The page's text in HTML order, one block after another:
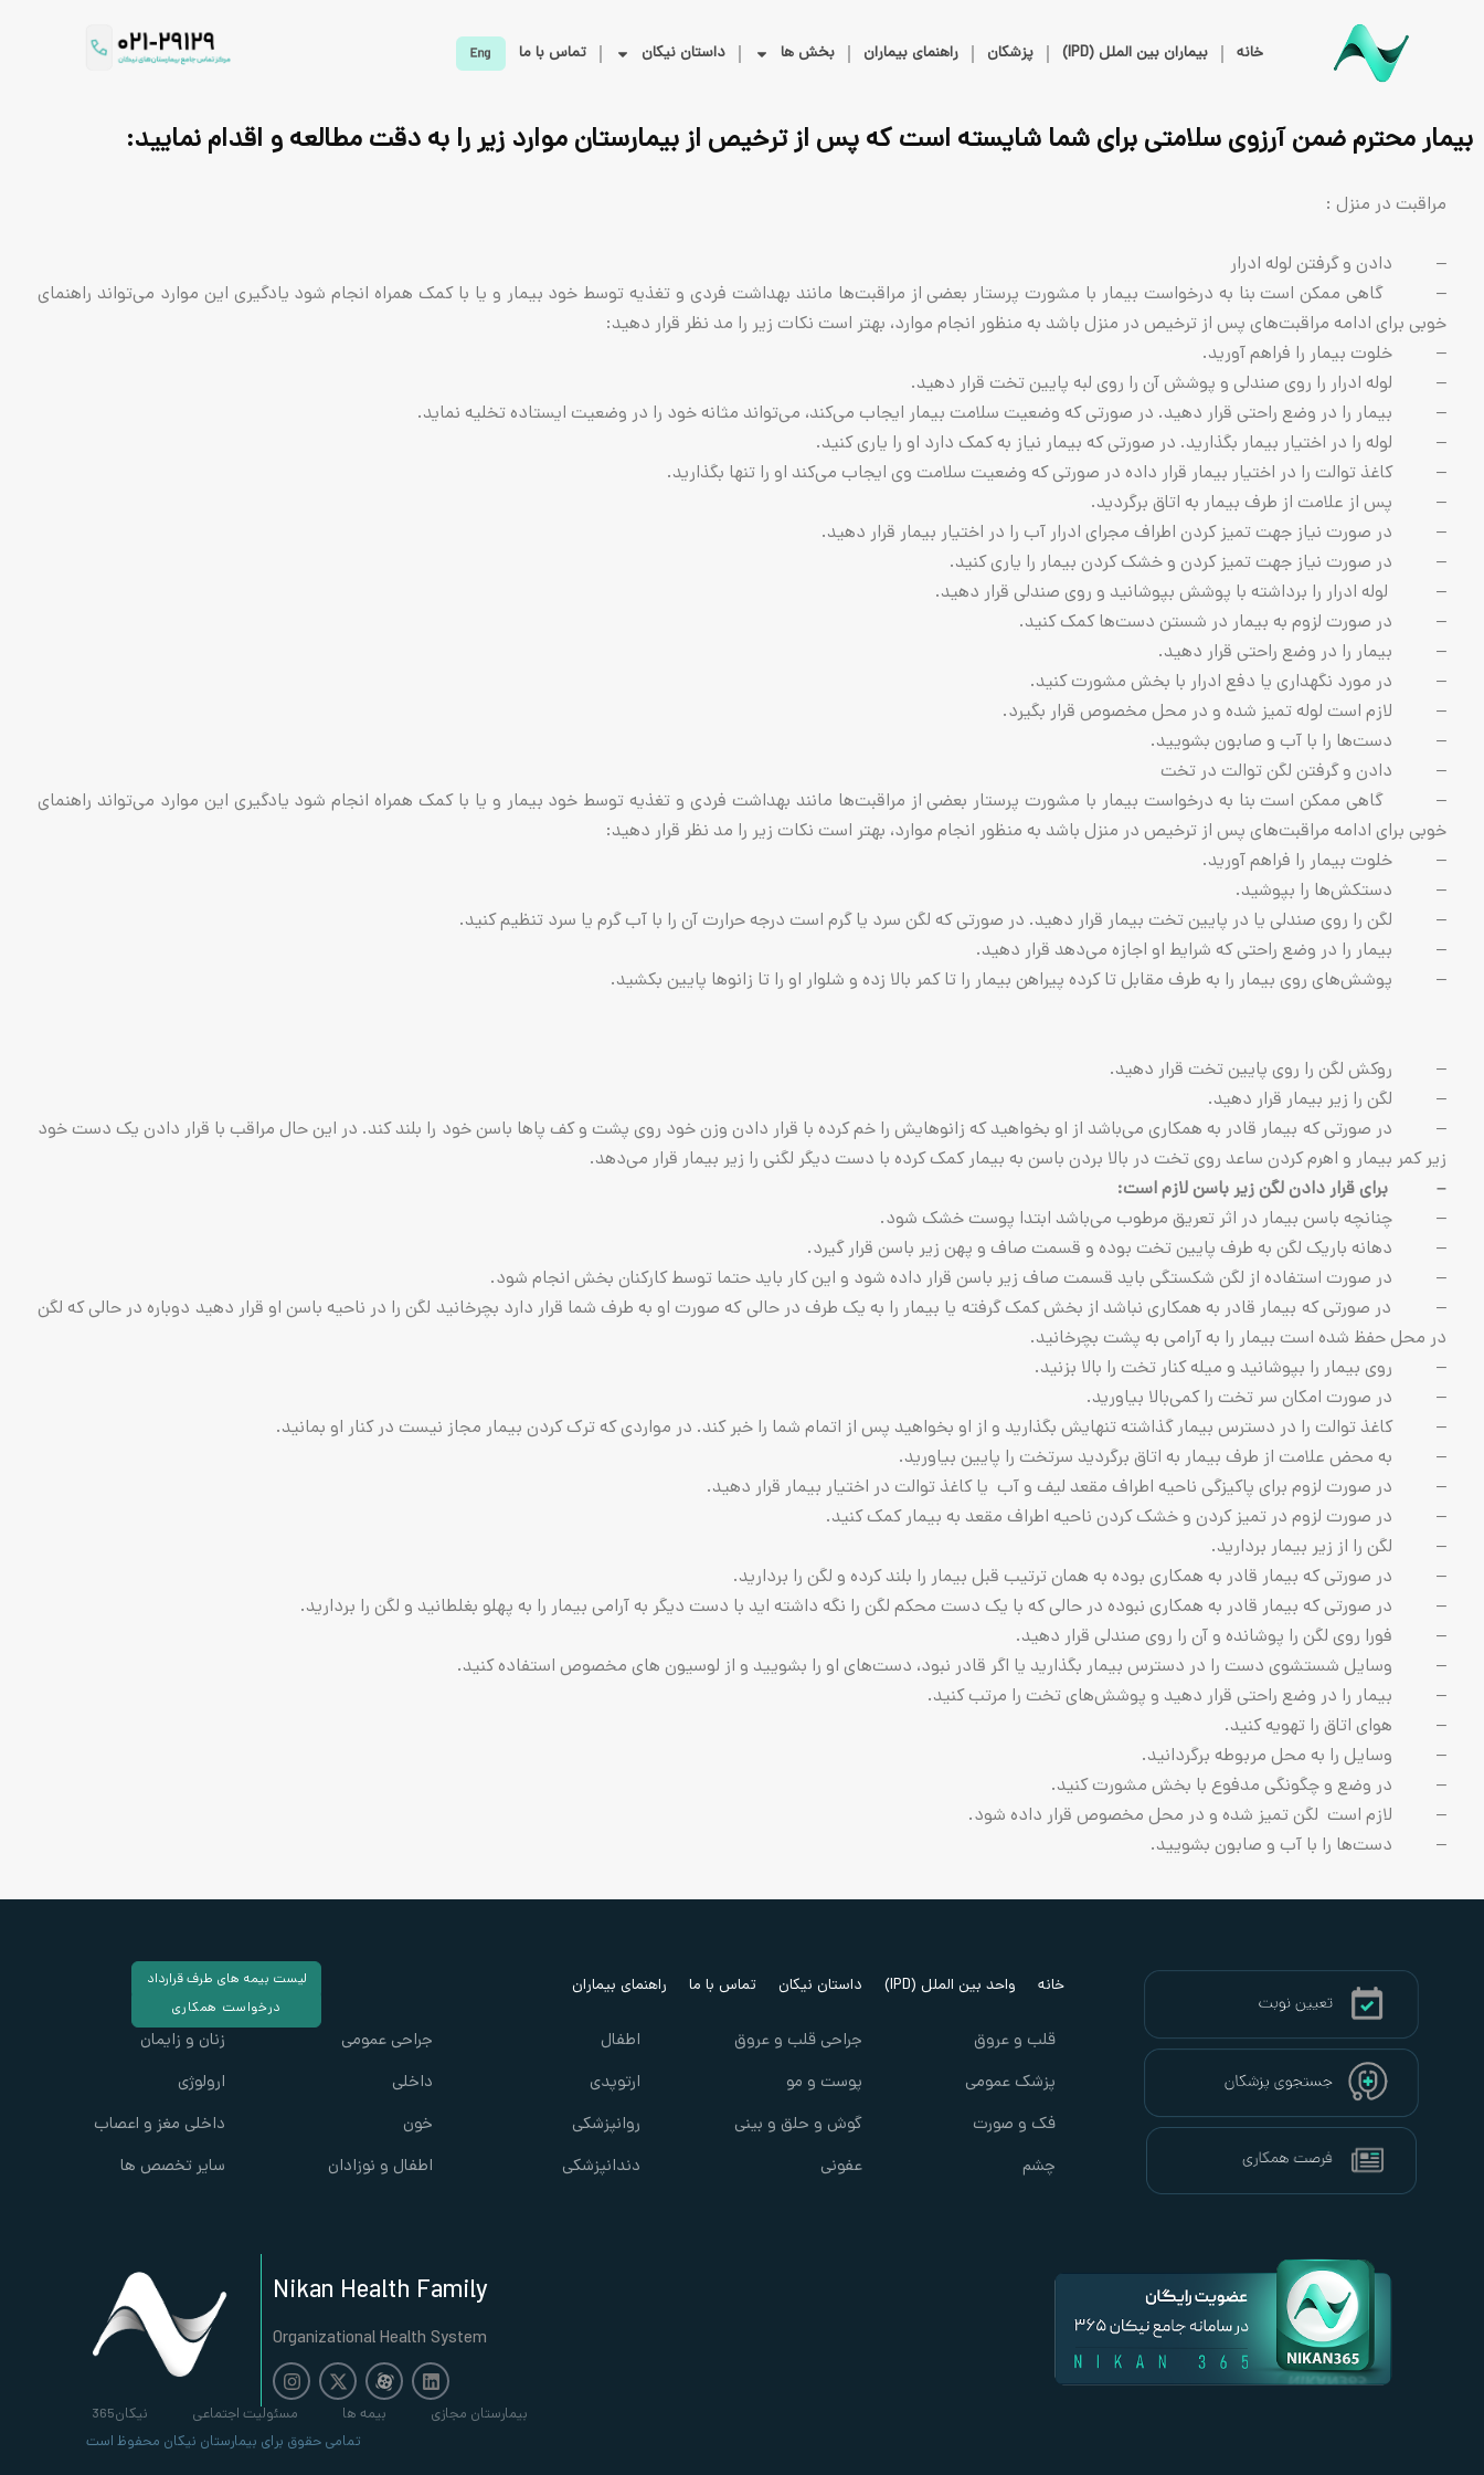
خانه بیماران بین الملل (IPD) پزشکان راهنمای بیماران بخش ها داستان نیکان تماس با ما
بیمار محترم ضمن آرزوی سلامتی برای شما شایسته است که پس از ترخیص از بیمارستان موارد زیر را به دقت مطالعه و اقدام نمایید:
مراقبت در منزل :
– دادن و گرفتن لوله ادرار
– گاهی ممکن است بنا به درخواست بیمار با مشورت پرستار بعضی از مراقبت‌ها مانند بهداشت فردی و تغذیه توسط خود بیمار و یا با کمک همراه انجام شود یادگیری این موارد می‌تواند راهنمای
خوبی برای ادامه مراقبت‌های پس از ترخیص در منزل باشد به منظور انجام موارد، بهتر است نکات زیر را مد نظر قرار دهید:
– خلوت بیمار را فراهم آورید.
– لوله ادرار را روی صندلی و پوشش آن را روی لبه پایین تخت قرار دهید.
– بیمار را در وضع راحتی قرار دهید. در صورتی که وضعیت سلامت بیمار ایجاب می‌کند، می‌تواند مثانه خود را در وضعیت ایستاده تخلیه نماید.
– لوله را در اختیار بیمار بگذارید. در صورتی که بیمار نیاز به کمک دارد او را یاری کنید.
– کاغذ توالت را در اختیار بیمار قرار داده در صورتی که وضعیت سلامت وی ایجاب می‌کند او را تنها بگذارید.
– پس از علامت از طرف بیمار به اتاق برگردید.
– در صورت نیاز جهت تمیز کردن اطراف مجرای ادرار آب را در اختیار بیمار قرار دهید.
– در صورت نیاز جهت تمیز کردن و خشک کردن بیمار را یاری کنید.
– لوله ادرار را برداشته با پوشش بپوشانید و روی صندلی قرار دهید.
– در صورت لزوم به بیمار در شستن دست‌ها کمک کنید.
– بیمار را در وضع راحتی قرار دهید.
– در مورد نگهداری یا دفع ادرار با بخش مشورت کنید.
– لازم است لوله تمیز شده و در محل مخصوص قرار بگیرد.
– دست‌ها را با آب و صابون بشویید.
– دادن و گرفتن لگن توالت در تخت
– گاهی ممکن است بنا به درخواست بیمار با مشورت پرستار بعضی از مراقبت‌ها مانند بهداشت فردی و تغذیه توسط خود بیمار و یا با کمک همراه انجام شود یادگیری این موارد می‌تواند راهنمای
خوبی برای ادامه مراقبت‌های پس از ترخیص در منزل باشد به منظور انجام موارد، بهتر است نکات زیر را مد نظر قرار دهید:
– خلوت بیمار را فراهم آورید.
– دستکش‌ها را بپوشید.
– لگن را روی صندلی یا در پایین تخت بیمار قرار دهید. در صورتی که لگن سرد یا گرم است درجه حرارت آن را با آب گرم یا سرد تنظیم کنید.
– بیمار را در وضع راحتی که شرایط او اجازه می‌دهد قرار دهید.
– پوشش‌های روی بیمار را به طرف مقابل تا کرده پیراهن بیمار را تا کمر بالا زده و شلوار او را تا زانوها پایین بکشید.
– روکش لگن را روی پایین تخت قرار دهید.
– لگن را زیر بیمار قرار دهید.
– در صورتی که بیمار قادر به همکاری می‌باشد از او بخواهید که زانوهایش را خم کرده با قرار دادن وزن خود روی پشت و کف پاها باسن خود را بلند کند. در این حال مراقب با قرار دادن یک دست خود
زیر کمر بیمار و اهرم کردن ساعد روی تخت در بالا بردن باسن به بیمار کمک کرده با دست دیگر لگنی را زیر بیمار قرار می‌دهد.
–
برای قرار دادن لگن زیر باسن لازم است:
– چنانچه باسن بیمار در اثر تعریق مرطوب می‌باشد ابتدا پوست خشک شود.
– دهانه باریک لگن به طرف پایین تخت بوده و قسمت صاف و پهن زیر باسن قرار گیرد.
– در صورت استفاده از لگن شکستگی باید قسمت صاف زیر باسن قرار داده شود و این کار باید حتما توسط کارکنان بخش انجام شود.
– در صورتی که بیمار قادر به همکاری نباشد از بخش کمک گرفته یا بیمار را به یک طرف در حالی که صورت او به طرف شما قرار دارد بچرخانید لگن را در ناحیه باسن او قرار دهید دوباره در حالی که لگن
در محل حفظ شده است بیمار را به آرامی ‌به پشت بچرخانید.
– روی بیمار را بپوشانید و میله کنار تخت را بالا بزنید.
– در صورت امکان سر تخت را کمی‌بالا بیاورید.
– کاغذ توالت را در دسترس بیمار گذاشته تنهایش بگذارید و از او بخواهید پس از اتمام شما را خبر کند. در مواردی که ترک کردن بیمار مجاز نیست در کنار او بمانید.
– به محض علامت از طرف بیمار به اتاق برگردید سرتخت را پایین بیاورید.
– در صورت لزوم برای پاکیزگی ناحیه اطراف مقعد لیف و آب یا کاغذ توالت در اختیار بیمار قرار دهید.
– در صورت لزوم در تمیز کردن و خشک کردن ناحیه اطراف مقعد به بیمار کمک کنید.
– لگن را از زیر بیمار بردارید.
– در صورتی که بیمار قادر به همکاری بوده به همان ترتیب قبل بیمار را بلند کرده و لگن را بردارید.
– در صورتی که بیمار قادر به همکاری نبوده در حالی که با یک دست محکم لگن را نگه داشته اید با دست دیگر به آرامی ‌بیمار را به پهلو بغلطانید و لگن را بردارید.
– فورا روی لگن را پوشانده و آن را روی صندلی قرار دهید.
– وسایل شستشوی دست را در دسترس بیمار بگذارید یا اگر قادر نبود، دست‌های او را بشویید و از لوسیون های مخصوص استفاده کنید.
– بیمار را در وضع راحتی قرار دهید و پوشش‌های تخت را مرتب کنید.
– هوای اتاق را تهویه کنید.
– وسایل را به محل مربوطه برگردانید.
– در وضع و چگونگی مدفوع با بخش مشورت کنید.
– لازم است لگن تمیز شده و در محل مخصوص قرار داده ‌شود.
– دست‌ها را با آب و صابون بشویید.
خانه واحد بین الملل (IPD) داستان نیکان تماس با ما راهنمای بیماران
لیست بیمه های طرف قرارداد
درخواست همکاری
قلب و عروق
پزشک عمومی
فک و صورت
چشم
جراحی قلب و عروق
پوست و مو
گوش و حلق و بینی
عفونی
اطفال
ارتوپدی
روانپزشکی
دندانپزشکی
جراحی عمومی
داخلی
خون
اطفال و نوزادان
زنان و زایمان
ارولوژی
داخلی مغز و اعصاب
سایر تخصص ها
Nikan Health Family
Organizational Health System
بیمارستان مجازی بیمه ها مسئولیت اجتماعی
نیکان365
تمامی حقوق برای بیمارستان نیکان محفوظ است